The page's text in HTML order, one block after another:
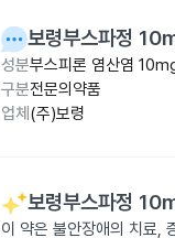
보령부스파정
성분부스피론 염산염
구분전문의약품
업체 (주)보령
보령부스파정
이 약은 불안장애의 치료,